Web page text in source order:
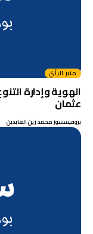
منبر الرأي
الهوية وإدارة
عثمان
بروفيسسور محمد زين العابدين